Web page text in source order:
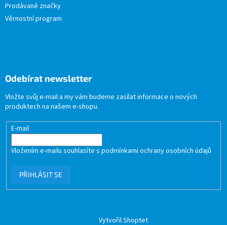
Prodávané značky
Věrnostní program
Odebírat newsletter
Vložte svůj e-mail a my vám budeme zasílat informace o nových
produktech na našem e-shopu.
E-mail
Vložením e-mailu souhlasíte s podmínkami ochrany osobních údajů
PŘIHLÁSIT SE
Vytvořil Shoptet